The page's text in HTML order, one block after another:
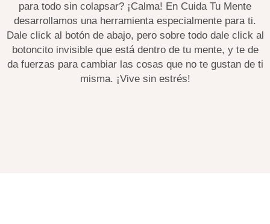
para todo sin colapsar? ¡Calma! En Cuida Tu Mente
desarrollamos una herramienta especialmente para ti.
Dale click al botón de abajo, pero sobre todo dale click al
botoncito invisible que está dentro de tu mente, y te de
da fuerzas para cambiar las cosas que no te gustan de ti
misma. ¡Vive sin estrés!